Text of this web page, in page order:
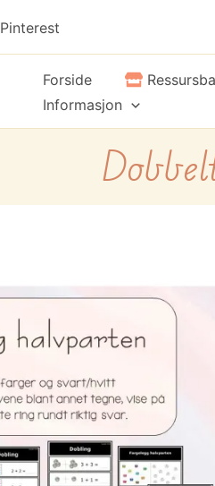
Pinterest
Forside
Informasjon